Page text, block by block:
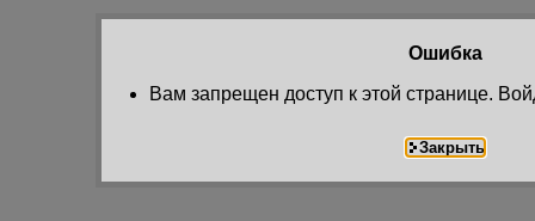
Ошибка
Вам запрещен доступ к этой странице.